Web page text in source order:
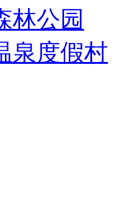
林公园
泉度假村